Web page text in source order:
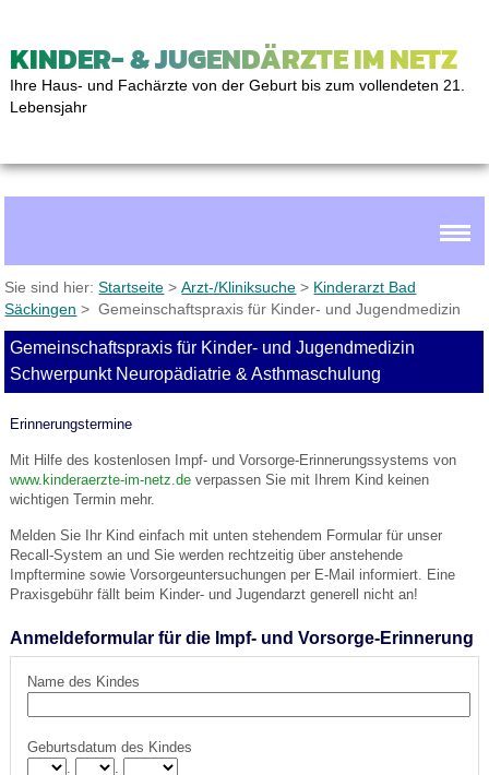
KINDER- & JUGENDÄRZTE IM NETZ
Ihre Haus- und Fachärzte von der Geburt bis zum vollendeten 21.
Lebensjahr
Sie sind hier:Startseite >Arzt-/Kliniksuche > Kinderarzt Bad
Säckingen > Gemeinschaftspraxis für Kinder- und Jugendmedizin
Gemeinschaftspraxis für Kinder- und Jugendmedizin
Schwerpunkt Neuropädiatrie & Asthmaschulung
Erinnerungstermine
Mit Hilfe des kostenlosen Impf- und Vorsorge-Erinnerungssystems von
www.kinderaerzte-im-netz.deverpassen Sie mit Ihrem Kind keinen
wichtigen Termin mehr.
Melden Sie Ihr Kind einfach mit unten stehendem Formular für unser
Recall-System an und Sie werden rechtzeitig über anstehende
Impftermine sowie Vorsorgeuntersuchungen per E-Mail informiert. Eine
Praxisgebühr fällt beim Kinder- und Jugendarzt generell nicht an!
Anmeldeformular für die Impf- und Vorsorge-Erinnerung
Name des Kindes
Geburtsdatum des Kindes